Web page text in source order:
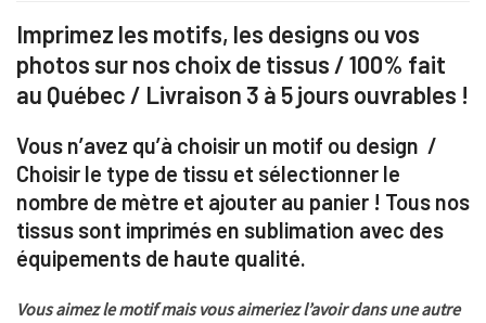
Imprimez les motifs, les designs ou vos
photos sur nos choix de tissus / 100% fait
au Québec / Livraison 3 à 5 jours ouvrables !
Vous n’avez qu’à choisir un motif ou design /
Choisir le type de tissu et sélectionner le
nombre de mètre et ajouter au panier ! Tous nos
tissus sont imprimés en sublimation avec des
équipements de haute qualité.
Vous aimez le motif mais vous aimeriez l’avoir dans une autre